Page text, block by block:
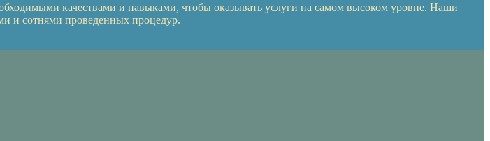
качествами и навыками, чтобы оказывать услуги на самом высоком уровне. Наши
и сотнями проведенных процедур.